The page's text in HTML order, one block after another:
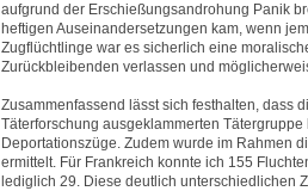
aufgrund der Erschießungsandrohung Panik
heftigen Auseinandersetzungen kam, wenn
Zugflüchtlinge war es sicherlich eine
Zurückbleibenden verlassen und
Zusammenfassend lässt sich festhalten, dass
Täterforschung ausgeklammerten
Deportationszüge. Zudem wurde im Rahmen
ermittelt. Für Frankreich konnte ich 155
lediglich 29. Diese deutlich unterschiedlichen